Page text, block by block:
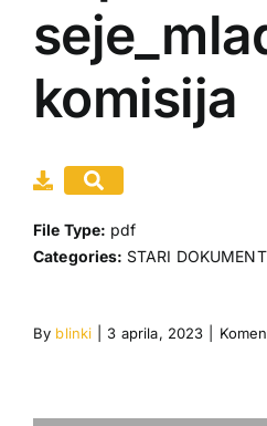
Moj
komisija
File Type: pdf
Categories: STARI
By blinki 3 aprila, 2023